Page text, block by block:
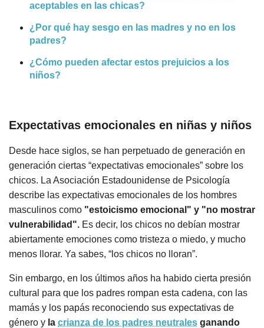
aceptables en las chicas?
¿Por qué hay sesgo en las madres y no en los
padres?
¿Cómo pueden afectar estos prejuicios a los
niños?
Expectativas emocionales en niñas y niños
Desde hace siglos, se han perpetuado de generación en
generación ciertas “expectativas emocionales” sobre los
chicos. La Asociación Estadounidense de Psicología
describe las expectativas emocionales de los hombres
masculinos como "estoicismo emocional" y "no mostrar
vulnerabilidad". Es decir, los chicos no debían mostrar
abiertamente emociones como tristeza o miedo, y mucho
menos llorar. Ya sabes, “los chicos no lloran”.
Sin embargo, en los últimos años ha habido cierta presión
cultural para que los padres rompan esta cadena, con las
mamás y los papás reconociendo sus expectativas de
género y la crianza de los padres neutrales ganando